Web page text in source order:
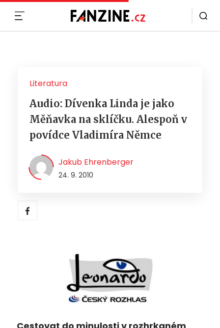
Literatura
Audio: Dívenka Linda je jako
Měňavka na sklíčku. Alespoň v
povídce Vladimíra Němce
Jakub Ehrenberger
24. 9. 2010